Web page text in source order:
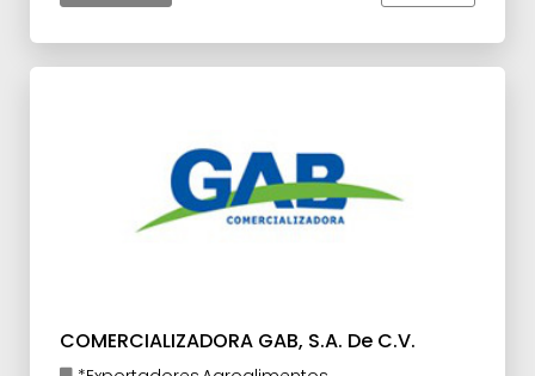
COMERCIALIZADORA GAB, S.A. De C.V.